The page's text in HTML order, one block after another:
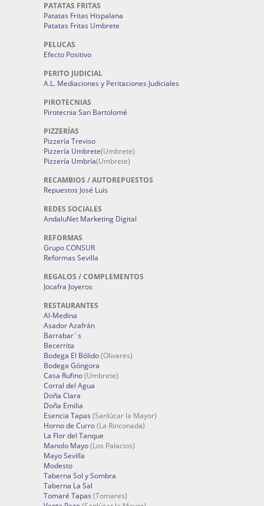
PATATAS FRITAS
Patatas Fritas Hispalana
Patatas Fritas Umbrete
PELUCAS
Efecto Positivo
PERITO JUDICIAL
A.L. Mediaciones y Peritaciones Judiciales
PIROTECNIAS
Pirotecnia San Bartolomé
PIZZERÍAS
Pizzería Treviso
Pizzería Umbrete(Umbrete)
Pizzería Umbría(Umbrete)
RECAMBIOS / AUTOREPUESTOS
Repuestos José Luis
REDES SOCIALES
AndaluNet Marketing Digital
REFORMAS
Grupo CONSUR
Reformas Sevilla
REGALOS / COMPLEMENTOS
Jocafra Joyeros
RESTAURANTES
Al-Medina
Asador Azafrán
Barrabar´s
Becerrita
Bodega El Bólido(Olivares)
Bodega Góngora
Casa Rufino(Umbrete)
Corral del Agua
Doña Clara
Doña Emilia
Esencia Tapas (Sanlúcar la Mayor)
Horno de Curro(La Rinconada)
La Flor del Tanque
Manolo Mayo(Los Palacios)
Mayo Sevilla
Modesto
Taberna Sol y Sombra
Taberna La Sal
Tomaré Tapas (Tomares)